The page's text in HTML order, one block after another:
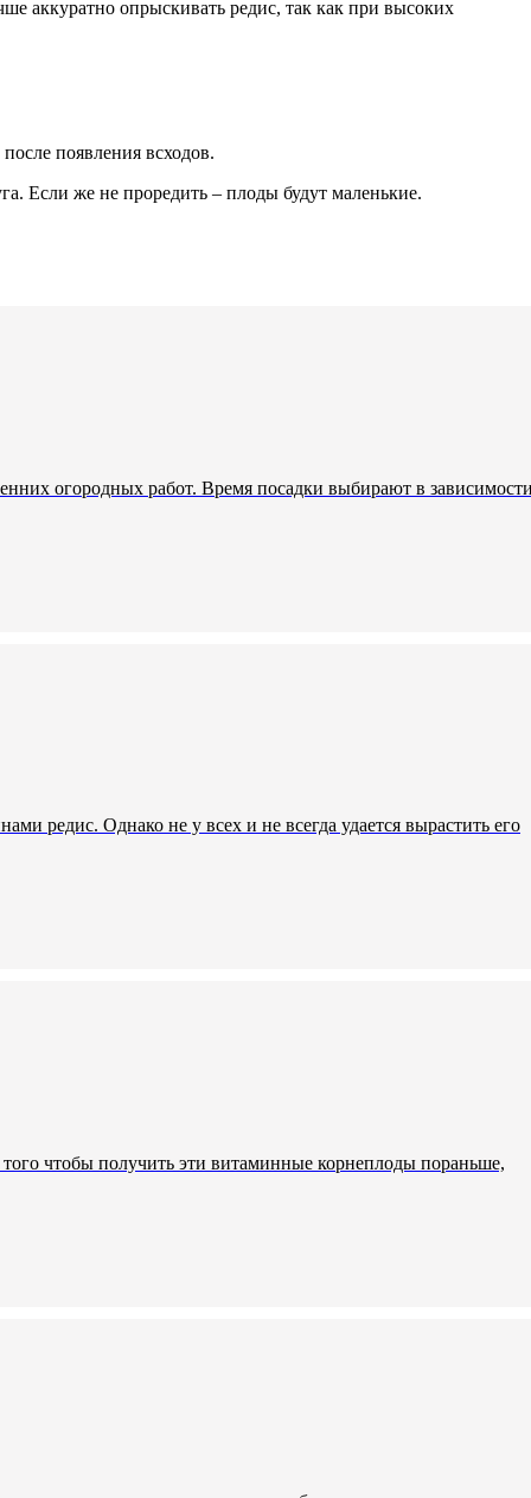
аккуратно опрыскивать редис, так как при высоких
появления всходов.
Если же не проредить – плоды будут маленькие.
огородных работ. Время посадки выбирают в
редис. Однако не у всех и не всегда удается вырастить его
чтобы получить эти витаминные корнеплоды пораньше,